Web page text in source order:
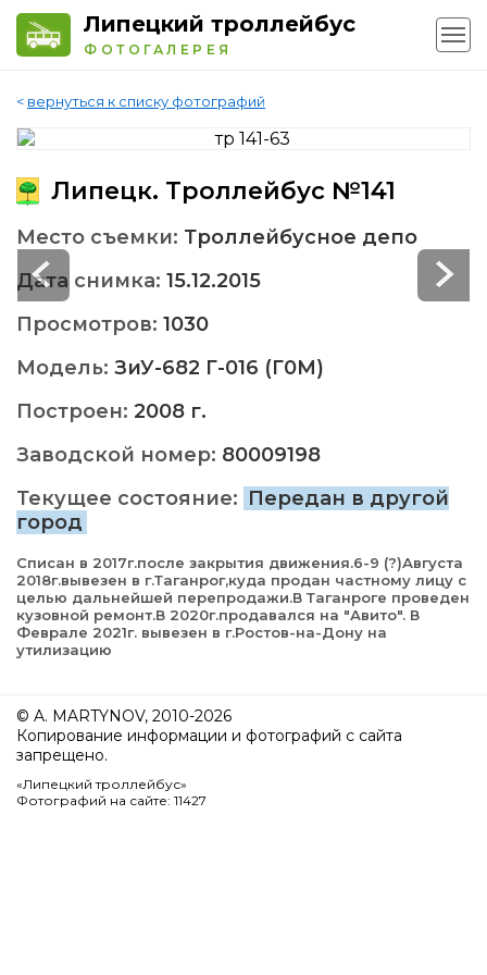
Липецкий троллейбус
ФОТОГАЛЕРЕЯ
< вернуться к списку фотографий
Липецк. Троллейбус №141
Место съемки: Троллейбусное депо
Дата снимка: 15.12.2015
Просмотров: 1030
Модель: ЗиУ-682 Г-016 (Г0М)
Построен: 2008 г.
Заводской номер: 80009198
Текущее состояние: Передан в другой
город
Списан в 2017г.после закрытия движения.6-9 (?)Августа
2018г.вывезен в г.Таганрог,куда продан частному лицу с
целью дальнейшей перепродажи.В Таганроге проведен
кузовной ремонт.В 2020г.продавался на "Авито". В
Феврале 2021г. вывезен в г.Ростов-на-Дону на
утилизацию
© A. MARTYNOV, 2010-2026
Копирование информации и фотографий с сайта
запрещено.
«Липецкий троллейбус»
Фотографий на сайте: 11427